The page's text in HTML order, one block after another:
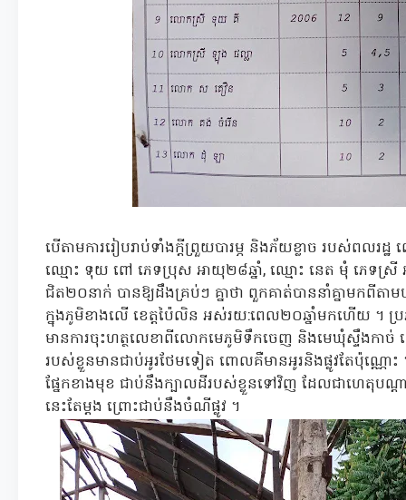
បើតាមការរៀបរាប់ទាំងក្តីព្រួយបារម្ភ និងភ័យខ្លាច របស់ពល
ឈ្មោះ ទុយ ពៅ ភេទប្រុស អាយុ២៨ឆ្នាំ, ឈ្មោះ នេត មុំ ភេទស្រី
ជិត២០នាក់ បានឱ្យដឹងគ្រប់ៗ គ្នាថា ពួកគាត់បាននាំគ្នាមកពី
ក្នុងភូមិខាងលើ ខេត្តប៉ៃលិន អស់រយ:ពេល២០ឆ្នាំមកហើយ ។
មានការចុះហត្ថលេខាពីលោកមេភូមិទឹកចេញ និងមេឃុំស្ទឹងកាច់
របស់ខ្លួនមានជាប់អូរថែមទៀត ពោលគឺមានអូរនិងផ្លូវតែប៉ុណ្ណោ
ផ្នែកខាងមុខ ជាប់នឹងក្បាលដីរបស់ខ្លួនទៅវិញ ដែលជាហេតុបណ្ត
នេះតែម្តង ព្រោះជាប់នឹងចំណីផ្លូវ ។